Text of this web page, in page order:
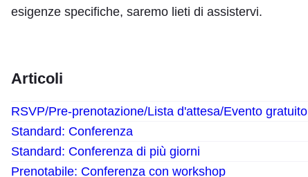
esigenze specifiche, saremo lieti di assistervi.
Articoli
RSVP/Pre-prenotazione/Lista d'attesa/Evento gratuito
Standard: Conferenza
Standard: Conferenza di più giorni
Prenotabile: Conferenza con workshop